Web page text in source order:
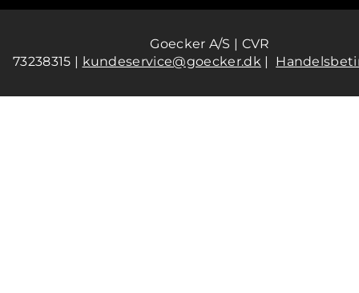
Goecker A/S | CVR
73238315 | kundeservice@goecker.dk |